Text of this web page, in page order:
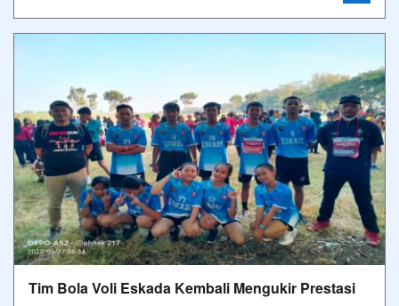
Tim Bola Voli Eskada Kembali Mengukir Prestasi